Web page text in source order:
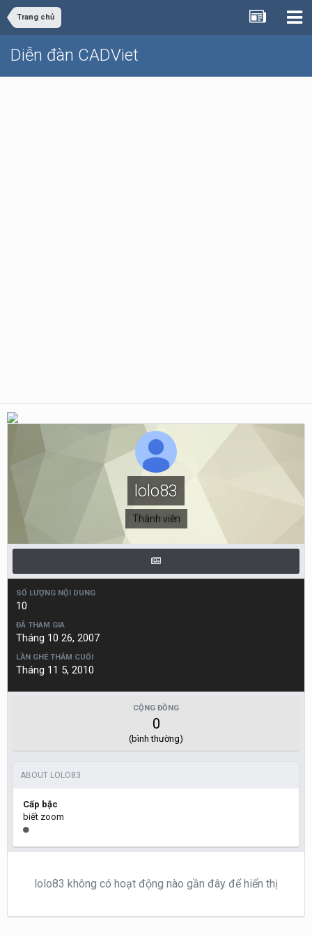
Trang chủ
Diễn đàn CADViet
lolo83
Thành viên
SỐ LƯỢNG NỘI DUNG
10
ĐÃ THAM GIA
Tháng 10 26, 2007
LẦN GHÉ THĂM CUỐI
Tháng 11 5, 2010
CỘNG ĐỒNG
0
(bình thường)
ABOUT LOLO83
Cấp bậc
biết zoom
lolo83 không có hoạt động nào gần đây để hiển thị